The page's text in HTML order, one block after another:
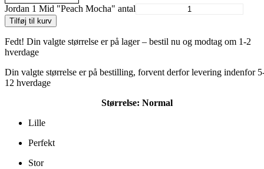
Jordan 1 Mid "Peach Mocha" antal
Tilføj til kurv
Fedt! Din valgte størrelse er på lager – bestil nu og modtag om 1-2
hverdage
Din valgte størrelse er på bestilling, forvent derfor levering indenfor
12 hverdage
Størrelse: Normal
Lille
Perfekt
Stor